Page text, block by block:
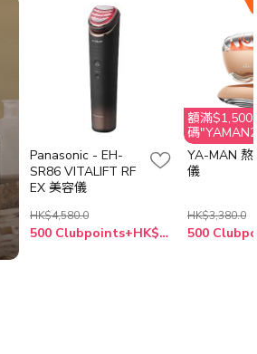
Panasonic - EH-
SR86 VITALIFT RF
EX 美容儀
HK$4,580.0
500 Clubpoints+HK$3,899.0
額滿
碼
$150 折扣
YA-MAN 熬
儀
HK$3,380.0